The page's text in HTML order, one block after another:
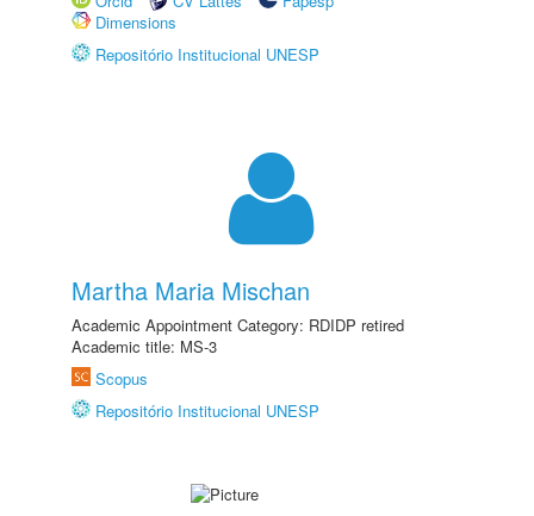
Dimensions
Repositório Institucional UNESP
Martha Maria Mischan
Academic Appointment Category: RDIDP retired
Academic title: MS-3
Scopus
Repositório Institucional UNESP